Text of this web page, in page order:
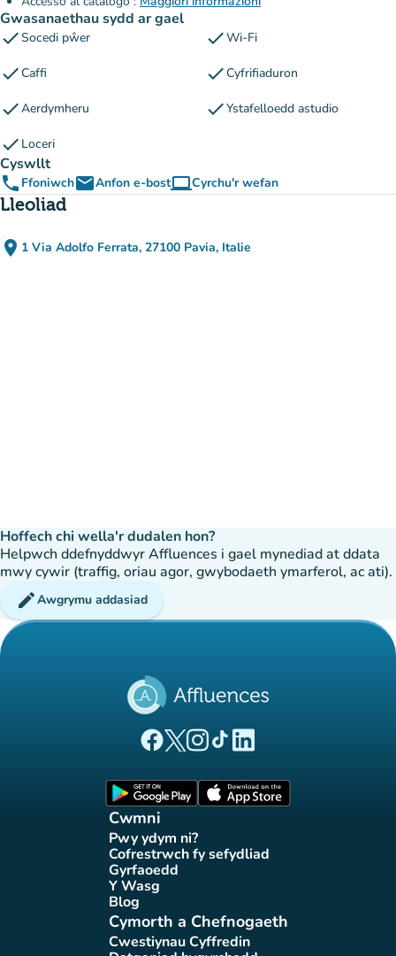
Gwasanaethau sydd ar gael
checkSocedi pŵer checkWi-Fi
checkCaffi checkCyfrifiaduron
checkAerdymheru checkYstafelloedd astudio
check Loceri
Cyswllt
phone FfoniwchemailAnfon e-bostcomputerCyrchu'r wefan
(tab newydd)
Lleoliad
place 1 Via Adolfo Ferrata, 27100 Pavia, Italie
(agor yn Google Maps)
(tab newydd)
Hoffech chi wella'r dudalen hon?
Helpwch ddefnyddwyr Affluences i gael mynediad at ddata
mwy cywir (traffig, oriau agor, gwybodaeth ymarferol, ac ati).
editAwgrymu addasiad
(tab newydd)
(tab newydd)
(tab newydd)
(tab newydd)
(tab newydd)
Cwmni
Pwy ydym ni?
(tab newydd)
Cofrestrwch fy sefydliad
(tab newydd)
Gyrfaoedd(tab newydd)
Y Wasg(tab newydd)
Blog(tab newydd)
Cymorth a Chefnogaeth
Cwestiynau Cyffredin
(tab newydd)